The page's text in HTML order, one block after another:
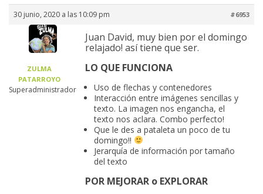
30 junio, 2020 a las 10:09 pm #6953
ZULMA
PATARROYO
Superadministrador
Juan David, muy bien por el domingo
relajado! así tiene que ser.
LO QUE FUNCIONA
Uso de flechas y contenedores
Interacción entre imágenes sencillas y
texto. La imagen nos engancha, el
texto nos aclara. Combo perfecto!
Que le des a pataleta un poco de tu
domingo!!
Jerarquía de información por tamaño
del texto
POR MEJORAR o EXPLORAR